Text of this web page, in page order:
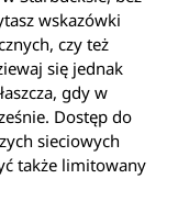
wskazówki
czy też
się jednak
gdy w
Dostęp do
sieciowych
także limitowany